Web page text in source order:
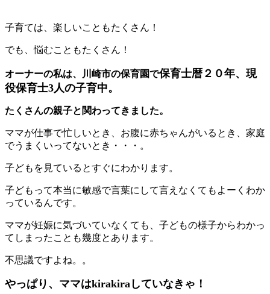
子育ては、楽しいこともたくさん！
でも、悩むこともたくさん！
オーナーの私は、川崎市の保育園で保育士暦２０年、現
役保育士3人の子育中。
たくさんの親子と関わってきました。
ママが仕事で忙しいとき、お腹に赤ちゃんがいるとき、家庭
でうまくいってないとき・・・。
子どもを見ているとすぐにわかります。
子どもって本当に敏感で言葉にして言えなくてもよーくわか
っているんです。
ママが妊娠に気づいていなくても、子どもの様子からわかっ
てしまったことも幾度とあります。
不思議ですよね。。
やっぱり、ママはkirakiraしていなきゃ！